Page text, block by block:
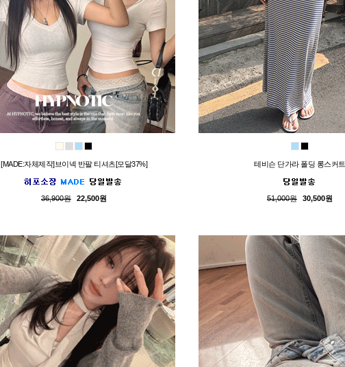
[MADE:자체제작]브이넥 반팔 티셔츠[모달37%]
36,900원 22,500원
테비슨 단가라 폴딩 롱스커트
51,000원 30,500원